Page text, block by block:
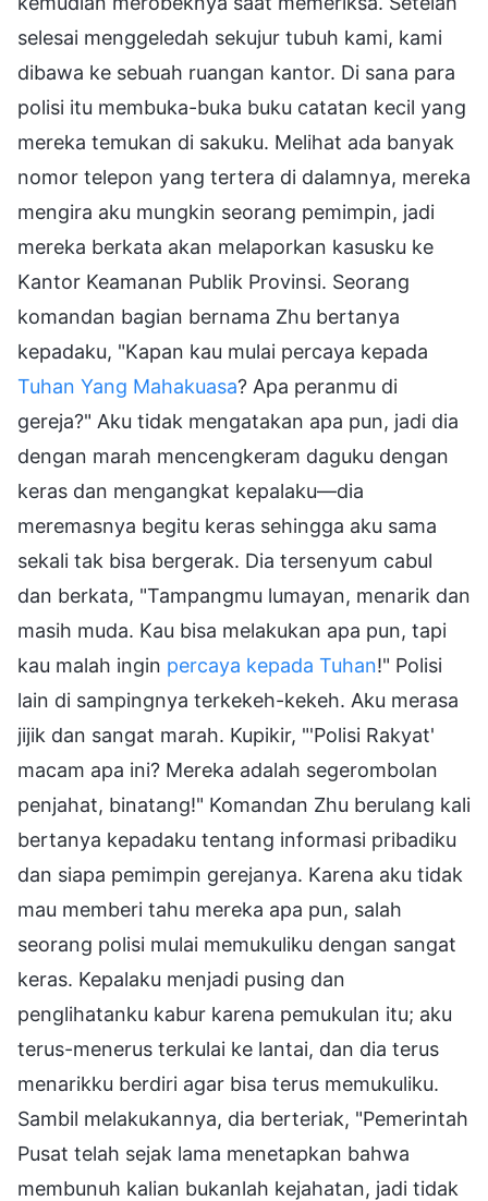
selesai menggeledah sekujur tubuh kami, kami
dibawa ke sebuah ruangan kantor. Di sana para
polisi itu membuka-buka buku catatan kecil yang
mereka temukan di sakuku. Melihat ada banyak
nomor telepon yang tertera di dalamnya, mereka
mengira aku mungkin seorang pemimpin, jadi
mereka berkata akan melaporkan kasusku ke
Kantor Keamanan Publik Provinsi. Seorang
komandan bagian bernama Zhu bertanya
kepadaku, "Kapan kau mulai percaya kepada
Tuhan Yang Mahakuasa? Apa peranmu di
gereja?" Aku tidak mengatakan apa pun, jadi dia
dengan marah mencengkeram daguku dengan
keras dan mengangkat kepalaku—dia
meremasnya begitu keras sehingga aku sama
sekali tak bisa bergerak. Dia tersenyum cabul
dan berkata, "Tampangmu lumayan, menarik dan
masih muda. Kau bisa melakukan apa pun, tapi
kau malah ingin percaya kepada Tuhan!" Polisi
lain di sampingnya terkekeh-kekeh. Aku merasa
jijik dan sangat marah. Kupikir, "'Polisi Rakyat'
macam apa ini? Mereka adalah segerombolan
penjahat, binatang!" Komandan Zhu berulang kali
bertanya kepadaku tentang informasi pribadiku
dan siapa pemimpin gerejanya. Karena aku tidak
mau memberi tahu mereka apa pun, salah
seorang polisi mulai memukuliku dengan sangat
keras. Kepalaku menjadi pusing dan
penglihatanku kabur karena pemukulan itu; aku
terus-menerus terkulai ke lantai, dan dia terus
menarikku berdiri agar bisa terus memukuliku.
Sambil melakukannya, dia berteriak, "Pemerintah
Pusat telah sejak lama menetapkan bahwa
membunuh kalian bukanlah kejahatan, jadi tidak